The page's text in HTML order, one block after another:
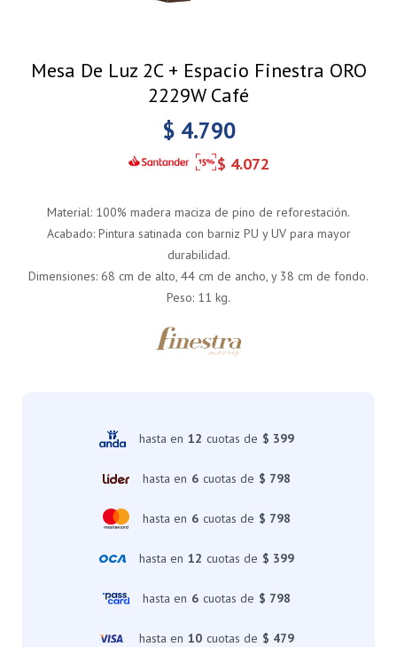
Mesa De Luz 2C + Espacio Finestra ORO
2229W Café
$ 4.790
$ 4.072
Material: 100% madera maciza de pino de reforestación.
Acabado: Pintura satinada con barniz PU y UV para mayor
durabilidad.
Dimensiones: 68 cm de alto, 44 cm de ancho, y 38 cm de fondo.
Peso: 11 kg.
hasta en 12 cuotas de $ 399
hasta en 6 cuotas de $ 798
hasta en 6 cuotas de $ 798
hasta en 12 cuotas de $ 399
hasta en 6 cuotas de $ 798
hasta en 10 cuotas de $ 479